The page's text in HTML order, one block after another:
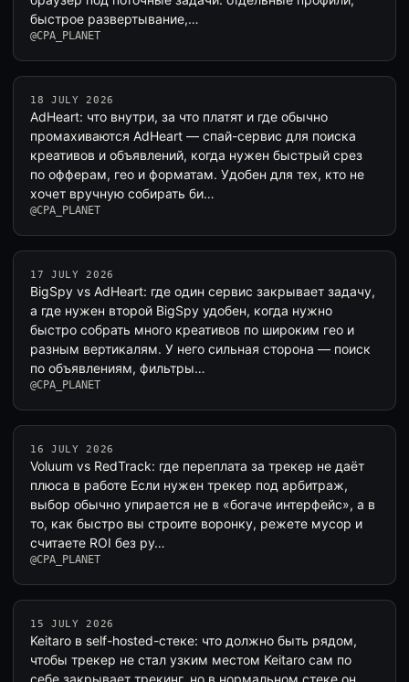
быстрое развертывание,…
@CPA_PLANET
18 JULY 2026
AdHeart: что внутри, за что платят и где обычно
промахиваются AdHeart — спай-сервис для поиска
креативов и объявлений, когда нужен быстрый срез
по офферам, гео и форматам. Удобен для тех, кто не
хочет вручную собирать би…
@CPA_PLANET
17 JULY 2026
BigSpy vs AdHeart: где один сервис закрывает задачу,
а где нужен второй BigSpy удобен, когда нужно
быстро собрать много креативов по широким гео и
разным вертикалям. У него сильная сторона — поиск
по объявлениям, фильтры…
@CPA_PLANET
16 JULY 2026
Voluum vs RedTrack: где переплата за трекер не даёт
плюса в работе Если нужен трекер под арбитраж,
выбор обычно упирается не в «богаче интерфейс», а в
то, как быстро вы строите воронку, режете мусор и
считаете ROI без ру…
@CPA_PLANET
15 JULY 2026
Keitaro в self-hosted-стеке: что должно быть рядом,
чтобы трекер не стал узким местом Keitaro сам по
себе закрывает трекинг, но в нормальном стеке он